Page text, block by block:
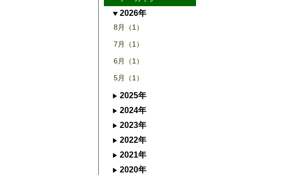
2026年
8月（1）
7月（1）
6月（1）
5月（1）
2025年
2024年
2023年
2022年
2021年
2020年